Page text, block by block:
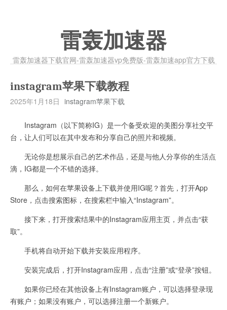
雷轰加速器
雷轰加速器下载官网-雷轰加速器vp免费版-雷轰加速app官方下载
instagram苹果下载教程
2025年1月18日 instagram苹果下载
Instagram（以下简称IG）是一个备受欢迎的美图分享社交平
台，让人们可以在其中发布和分享自己的照片和视频。
无论你是想展示自己的艺术作品，还是与他人分享你的生活点
滴，IG都是一个不错的选择。
那么，如何在苹果设备上下载并使用IG呢？首先，打开App
Store，点击搜索图标，在搜索栏中输入“Instagram”。
接下来，打开搜索结果中的Instagram应用主页，并点击“获
取”。
手机将自动开始下载并安装应用程序。
安装完成后，打开Instagram应用，点击“注册”或“登录”按钮。
如果你已经在其他设备上有Instagram账户，可以选择登录现
有账户；如果没有账户，可以选择注册一个新账户。